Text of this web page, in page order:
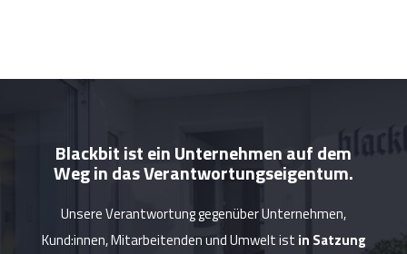
Blackbit ist ein Unternehmen auf dem
Weg in das Verantwortungseigentum.
Unsere Verantwortung gegenüber Unternehmen,
Kund:innen, Mitarbeitenden und Umwelt ist in Satzung